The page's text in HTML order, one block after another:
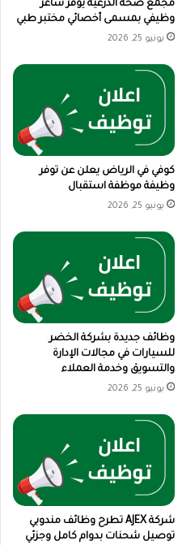
مجمع صحة الدرعية يوفر شاغر
وظيفي بمسمى أخصائي مختبر طبي
يونيو 25, 2026
كوفي في الرياض يعلن عن توفر
وظيفة موظفة استقبال
يونيو 25, 2026
وظائف جديدة بشركة الخضر
للسيارات في مجالات الإدارة
والتسويق وخدمة العملاء
يونيو 25, 2026
شركة AJEX تطرح وظائف مندوبي
توصيل شحنات بدوام كامل وجزئي